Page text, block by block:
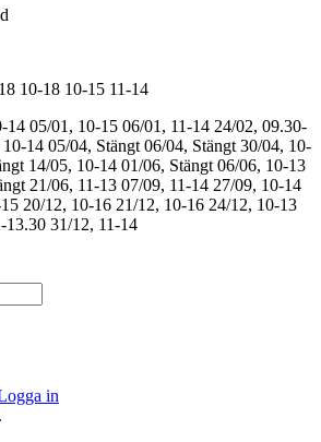
10-18 10-15 11-14
14 05/01, 10-15 06/01, 11-14 24/02, 09.30-
14 05/04, Stängt 06/04, Stängt 30/04, 10-
14/05, 10-14 01/06, Stängt 06/06, 10-13
21/06, 11-13 07/09, 11-14 27/09, 10-14
20/12, 10-16 21/12, 10-16 24/12, 10-13
13.30 31/12, 11-14
in